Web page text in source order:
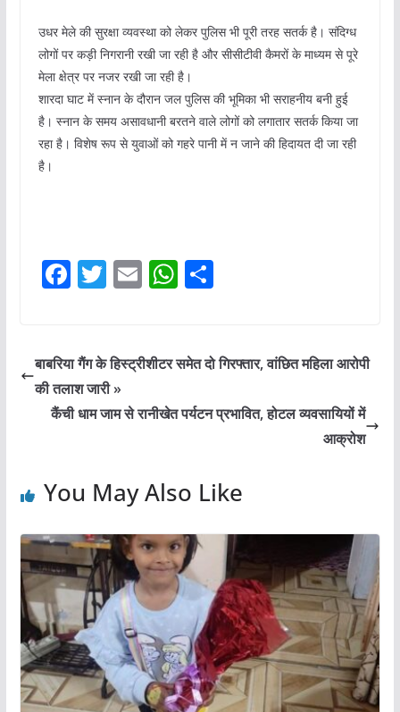
उधर मेले की सुरक्षा व्यवस्था को लेकर पुलिस भी पूरी तरह सतर्क है। संदिग्ध
लोगों पर कड़ी निगरानी रखी जा रही है और सीसीटीवी कैमरों के माध्यम से पूरे
मेला क्षेत्र पर नजर रखी जा रही है।
शारदा घाट में स्नान के दौरान जल पुलिस की भूमिका भी सराहनीय बनी हुई
है। स्नान के समय असावधानी बरतने वाले लोगों को लगातार सतर्क किया जा
रहा है। विशेष रूप से युवाओं को गहरे पानी में न जाने की हिदायत दी जा रही
है।
F
e
b
o
T
er
E
l
W
s
p
S
e
बाबरिया गैंग के हिस्ट्रीशीटर समेत दो गिरफ्तार, वांछित महिला आरोपी
की तलाश जारी »
कैंची धाम जाम से रानीखेत पर्यटन प्रभावित, होटल व्यवसायियों में
आक्रोश
You May Also Like